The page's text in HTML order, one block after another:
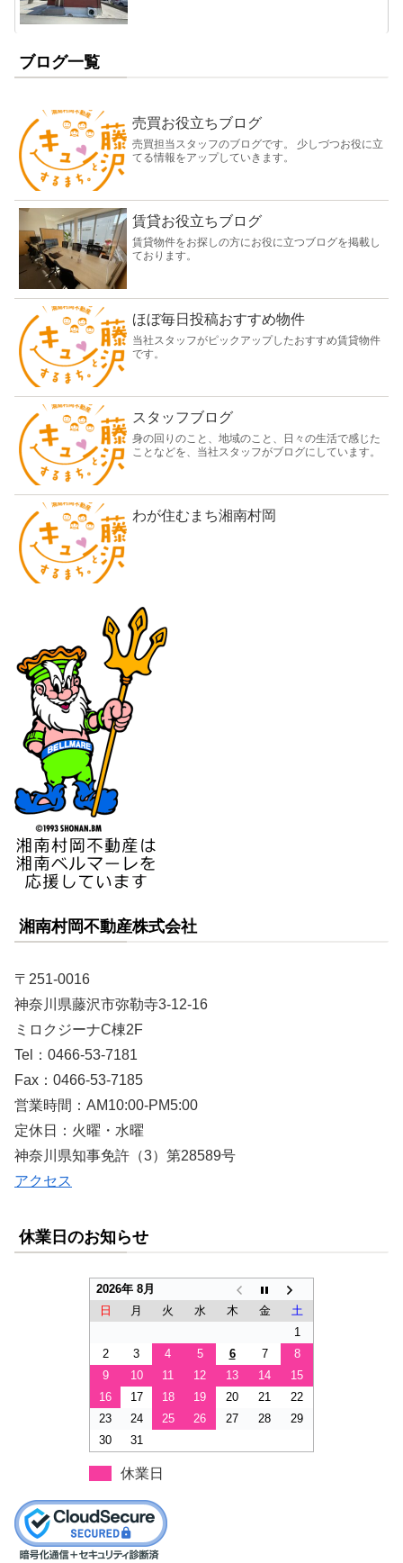
ブログ一覧
売買お役立ちブログ
売買担当スタッフのブログです。 少しづつお役に立
てる情報をアップしていきます。
賃貸お役立ちブログ
賃貸物件をお探しの方にお役に立つブログを掲載し
ております。
ほぼ毎日投稿おすすめ物件
当社スタッフがピックアップしたおすすめ賃貸物件
です。
スタッフブログ
身の回りのこと、地域のこと、日々の生活で感じた
ことなどを、当社スタッフがブログにしています。
わが住むまち湘南村岡
湘南村岡不動産株式会社
〒251-0016
神奈川県藤沢市弥勒寺3-12-16
ミロクジーナC棟2F
Tel：0466-53-7181
Fax：0466-53-7185
営業時間：AM10:00-PM5:00
定休日：火曜・水曜
神奈川県知事免許（3）第28589号
アクセス
休業日のお知らせ
2026年 8月
日
月 火 水 木 金
土
1
2
3 4 5 6 7
8
9
10 11 12 13 14
15
16
17 18 19 20 21
22
23
24 25 26 27 28
29
30
31
休業日